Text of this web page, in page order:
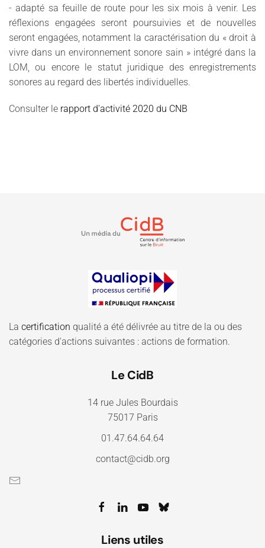
- adapté sa feuille de route pour les six mois à venir. Les
réflexions engagées seront poursuivies et de nouvelles
seront engagées, notamment la caractérisation du « droit à
vivre dans un environnement sonore sain » intégré dans la
LOM, ou encore le statut juridique des enregistrements
sonores au regard des libertés individuelles.
Consulter le rapport d'activité 2020 du CNB
La certification qualité a été délivrée au titre de la ou des
catégories d'actions suivantes : actions de formation.
Le CidB
14 rue Jules Bourdais
75017 Paris
01.47.64.64.64
contact@cidb.org
Liens utiles